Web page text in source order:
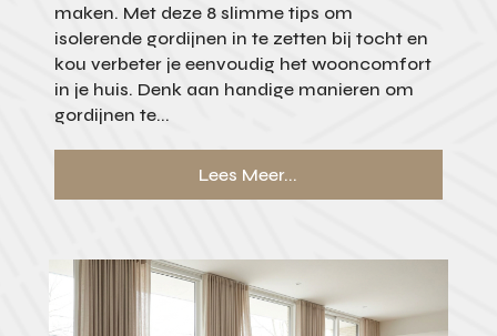
maken. Met deze 8 slimme tips om
isolerende gordijnen in te zetten bij tocht en
kou verbeter je eenvoudig het wooncomfort
in je huis. Denk aan handige manieren om
gordijnen te...
Lees Meer...